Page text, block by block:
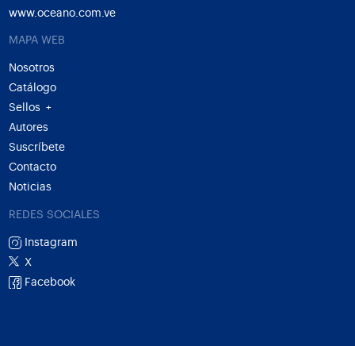
www.oceano.com.ve
MAPA WEB
Nosotros
Catálogo
Sellos
+
Autores
Suscríbete
Contacto
Noticias
REDES SOCIALES
Instagram
X
Facebook